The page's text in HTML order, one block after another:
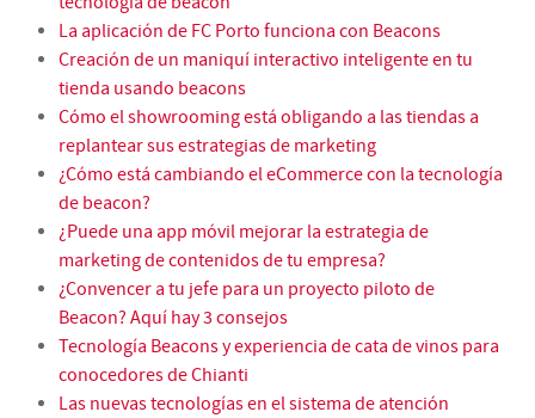
La aplicación de FC Porto funciona con Beacons
Creación de un maniquí interactivo inteligente en tu
tienda usando beacons
Cómo el showrooming está obligando a las tiendas a
replantear sus estrategias de marketing
¿Cómo está cambiando el eCommerce con la tecnología
de beacon?
¿Puede una app móvil mejorar la estrategia de
marketing de contenidos de tu empresa?
¿Convencer a tu jefe para un proyecto piloto de
Beacon? Aquí hay 3 consejos
Tecnología Beacons y experiencia de cata de vinos para
conocedores de Chianti
Las nuevas tecnologías en el sistema de atención